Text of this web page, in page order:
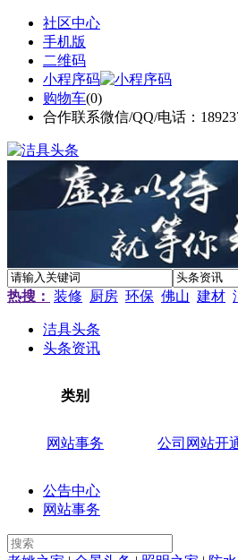
社区中心
手机版
二维码
小程序码
购物车(0)
合作联系微信/QQ/电话：
热搜： 装修 厨房 环保 佛山 建材
洁具头条
头条资讯
类别
网站事务 公司网站开
公告中心
网站事务